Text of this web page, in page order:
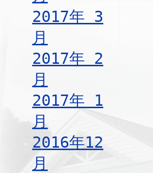
2017年 3
月
2017年 2
月
2017年 1
月
2016年12
月